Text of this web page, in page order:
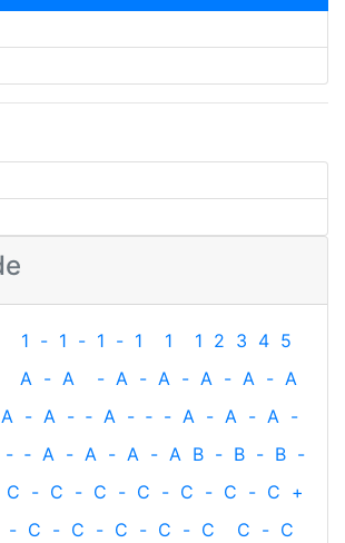
1 - 1 - 1 - 1 1 1 2 3 4 5
A - A - A - A - A - A - A
A - A - ‐ A - ‐ - A - A - A -
- ‐ A - A - A - A B - B - B -
C - C - C - C - C - C - C +
- C - C - C - C - C C - C